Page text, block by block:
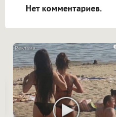
Нет комментариев.
i